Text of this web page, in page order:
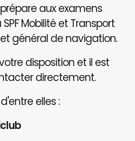
aux examens
Mobilité et Transport
général de navigation.
disposition et il est
directement.
elles :